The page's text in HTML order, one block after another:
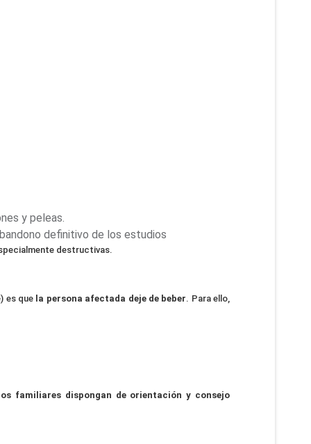
y peleas.
definitivo de los estudios
destructivas.
es que la persona afectada deje de beber. Para ello,
los familiares dispongan de orientación y consejo